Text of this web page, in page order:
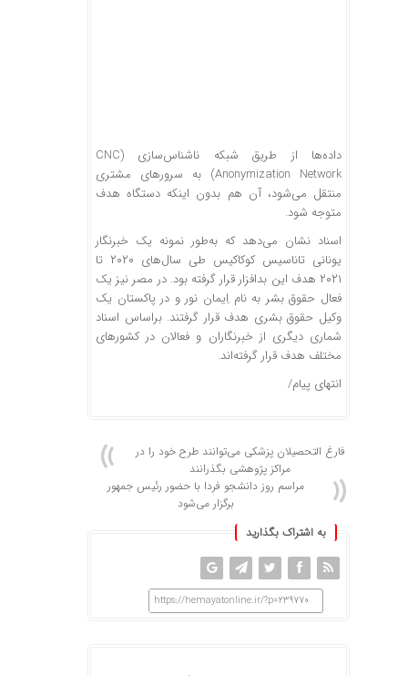
داده‌ها از طریق شبکه ناشناس‌سازی (CNC
Anonymization Network) به سرور‌های مشتری
منتقل می‌شود، آن هم بدون اینکه دستگاه هدف
متوجه شود.
اسناد نشان می‌دهد که به‌طور نمونه یک خبرنگار
یونانی تاناسیس کوکاکیس طی سال‌های ۲۰۲۰ تا
۲۰۲۱ هدف این بدافزار قرار گرفته بود. در مصر نیز یک
فعال حقوق بشر به نام اِیمان نور و در پاکستان یک
وکیل حقوق بشری هدف قرار گرفتند. براساس اسناد
شماری دیگری از خبرنگاران و فعالان در کشور‌های
مختلف هدف قرار گرفته‌اند.
انتهای پیام/
فارغ التحصیلان پزشکی می‌توانند طرح خود را در
مراکز پژوهشی بگذرانند
مراسم روز دانشجو فردا با حضور رئیس جمهور
برگزار می‌شود
به اشتراک بگذارید
https://hemayatonline.ir/?p=239770